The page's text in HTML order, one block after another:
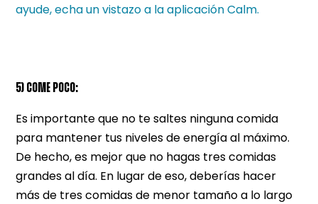
ayude, echa un vistazo a la aplicación Calm.
5) COME POCO:
Es importante que no te saltes ninguna comida
para mantener tus niveles de energía al máximo.
De hecho, es mejor que no hagas tres comidas
grandes al día. En lugar de eso, deberías hacer
más de tres comidas de menor tamaño a lo largo